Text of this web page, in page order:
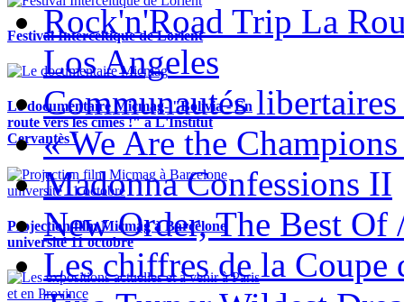
Festival Interceltique de Lorient
Le documentaire Micmag- "Bolivia - En
route vers les cimes !" à L'Institut
Cervantès !
Projection film Micmag à Barcelone
université 11 octobre
Rock'n'Road Trip La
Los Angeles
Communautés libertaires
« We Are the
Madonna Confessions II
New Order, The Best Of
Les chiffres de la Coupe